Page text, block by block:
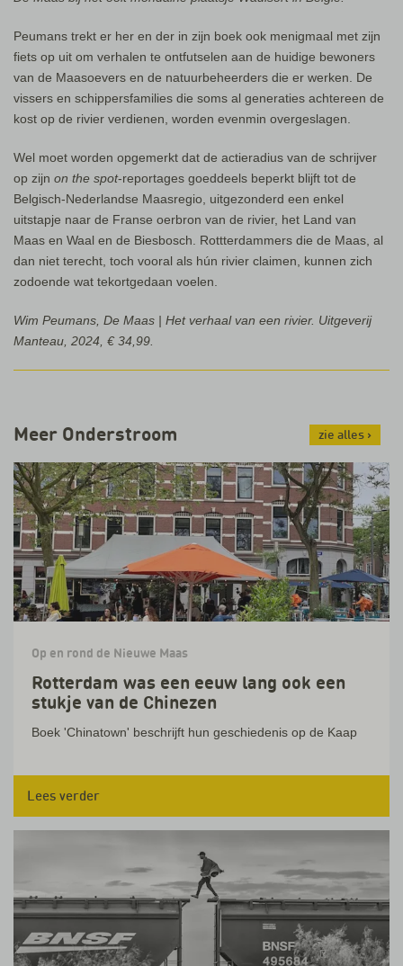
Peumans trekt er her en der in zijn boek ook menigmaal met zijn
fiets op uit om verhalen te ontfutselen aan de huidige bewoners
van de Maasoevers en de natuurbeheerders die er werken. De
vissers en schippersfamilies die soms al generaties achtereen de
kost op de rivier verdienen, worden evenmin overgeslagen.
Wel moet worden opgemerkt dat de actieradius van de schrijver
op zijn on the spot-reportages goeddeels beperkt blijft tot de
Belgisch-Nederlandse Maasregio, uitgezonderd een enkel
uitstapje naar de Franse oerbron van de rivier, het Land van
Maas en Waal en de Biesbosch. Rottterdammers die de Maas, al
dan niet terecht, toch vooral als hún rivier claimen, kunnen zich
zodoende wat tekortgedaan voelen.
Wim Peumans, De Maas | Het verhaal van een rivier. Uitgeverij
Manteau, 2024, € 34,99.
Meer Onderstroom zie alles ›
Op en rond de Nieuwe Maas
Rotterdam was een eeuw lang ook een
stukje van de Chinezen
Boek 'Chinatown' beschrijft hun geschiedenis op de Kaap
Lees verder